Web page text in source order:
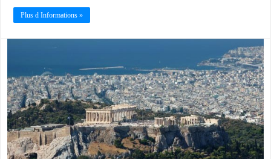
Plus d Informations »